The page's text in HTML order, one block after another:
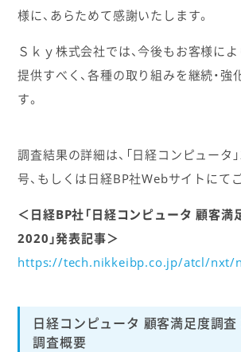
様に、あらためて感謝いたします。
Ｓｋｙ株式会社では、今後もお客様に
提供すべく、各種の取り組みを継続・強
す。
調査結果の詳細は、「日経コンピュータ
号、もしくは日経BP社Webサイトにて
＜日経BP社「日経コンピュータ 顧客
2020」発表記事＞
https://tech.nikkeibp.co.jp/atcl/nxt/
日経コンピュータ 顧客満足度調
調査概要